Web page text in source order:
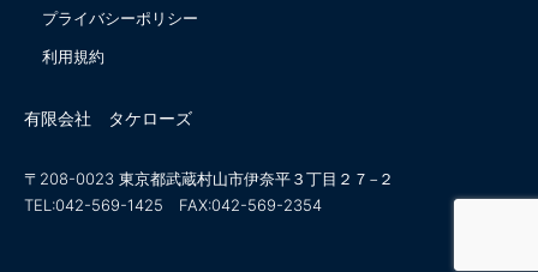
プライバシーポリシー
利用規約
有限会社 タケローズ
〒208-0023 東京都武蔵村山市伊奈平３丁目２７−２
TEL:042-569-1425 FAX:042-569-2354